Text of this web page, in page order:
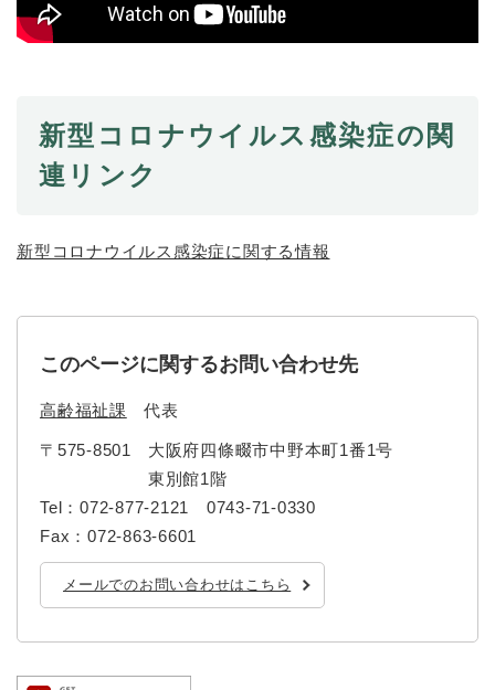
新型コロナウイルス感染症の関
連リンク
新型コロナウイルス感染症に関する情報
このページに関するお問い合わせ先
高齢福祉課 代表
〒575-8501
大阪府四條畷市中野本町1番1号
東別館1階
Tel：072-877-2121 0743-71-0330
Fax：072-863-6601
メールでのお問い合わせはこちら